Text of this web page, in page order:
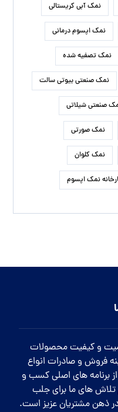
نمک آبی کریستالی
نمک اپسوم درمانی
نمک تصفیه شده
نمک صنعتی بیوتی سالت
صنعتی شیلاتی
نمک صورتی
نمک کلوان
نمک اپسوم
و کیفیت محصولات
فروش و صادرات انواع
برنامه های اصلی کسب و
تلاش های ما برای جلب
ذهن مشتریان عزیز است.